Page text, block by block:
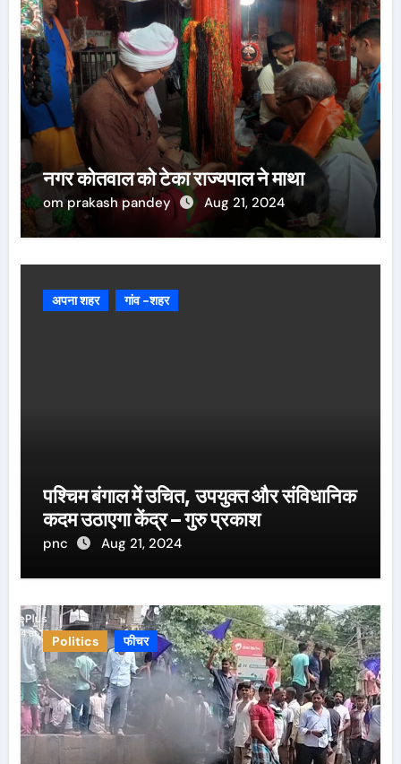
नगर कोतवाल को टेका राज्यपाल ने माथा
om prakash pandey Aug 21, 2024
अपना शहर गांव -शहर
पश्चिम बंगाल में उचित, उपयुक्त और संविधानिक
कदम उठाएगा केंद्र – गुरु प्रकाश
pnc Aug 21, 2024
Politics फीचर